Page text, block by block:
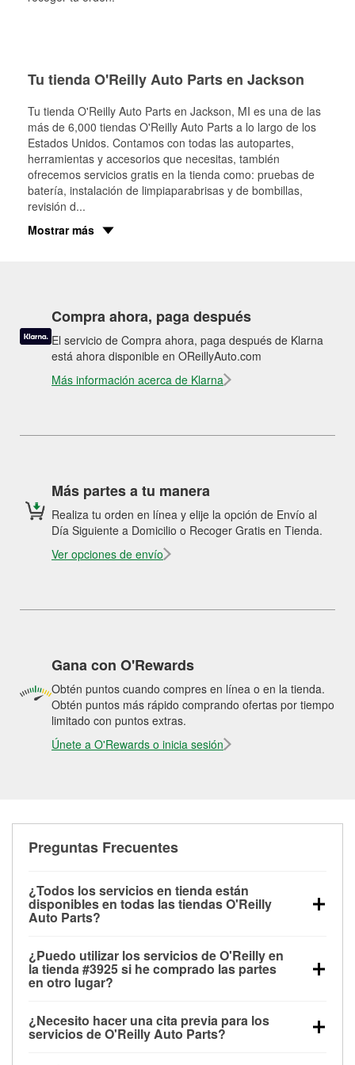
Tu tienda O'Reilly Auto Parts en Jackson
Tu tienda O'Reilly Auto Parts en Jackson, MI es una de las
más de 6,000 tiendas O'Reilly Auto Parts a lo largo de los
Estados Unidos. Contamos con todas las autopartes,
herramientas y accesorios que necesitas, también
ofrecemos servicios gratis en la tienda como: pruebas de
batería, instalación de limpiaparabrisas y de bombillas,
revisión d...
Mostrar más
Compra ahora, paga después
El servicio de Compra ahora, paga después de Klarna
está ahora disponible en OReillyAuto.com
Más información acerca de Klarna
Más partes a tu manera
Realiza tu orden en línea y elije la opción de Envío al
Día Siguiente a Domicilio o Recoger Gratis en Tienda.
Ver opciones de envío
Gana con O'Rewards
Obtén puntos cuando compres en línea o en la tienda.
Obtén puntos más rápido comprando ofertas por tiempo
limitado con puntos extras.
Únete a O'Rewards o inicia sesión
Preguntas Frecuentes
¿Todos los servicios en tienda están
disponibles en todas las tiendas O'Reilly
Auto Parts?
las pruebas de batería, pruebas de alternador y
motor de arranque, revisión de la luz “Check Engine”
con O'Reilly VeriScan® e instalación de
limpiaparabrisas o bombillas, están disponibles en
todas las tiendas O'Reilly Auto Parts. La tienda
¿Puedo utilizar los servicios de O'Reilly en
la tienda #3925 si he comprado las partes
en otro lugar?
de O'Reilly Auto Parts que estén disponibles en la
tienda #3925 de Jackson, MI aunque hayas
¿Necesito hacer una cita previa para los
servicios de O'Reilly Auto Parts?